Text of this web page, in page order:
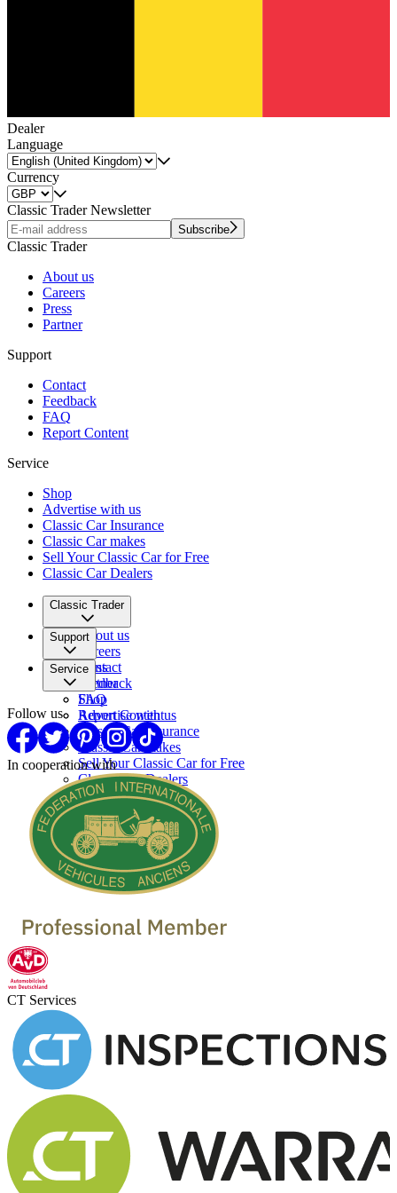
Dealer
Language
Currency
Classic Trader Newsletter
Subscribe
Classic Trader
About us
Careers
Press
Partner
Support
Contact
Feedback
FAQ
Report Content
Service
Shop
Advertise with us
Classic Car Insurance
Classic Car makes
Sell Your Classic Car for Free
Classic Car Dealers
Classic Trader
About us
Careers
Press
Partner
Support
Contact
Feedback
FAQ
Report Content
Service
Shop
Advertise with us
Classic Car Insurance
Classic Car makes
Sell Your Classic Car for Free
Classic Car Dealers
Follow us
In cooperation with
CT Services